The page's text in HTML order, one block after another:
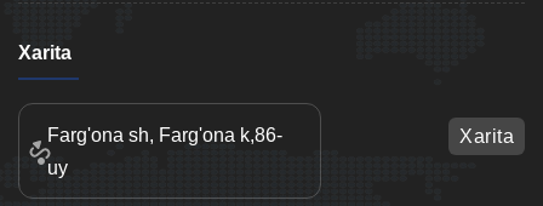
Xarita
Farg'ona sh, Farg'ona k,86-
uy
Xarita